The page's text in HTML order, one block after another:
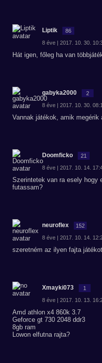
Liptik 86
8 éve | 2017. 10. 30.
Hát igen, főleg ha van
gabyka2000 2
8 éve | 2017. 10. 30.
Vannak játékok, amik
Doomficko 21
8 éve | 2017. 10. 14.
Szerintetek van ra esely hogy
futassam?
neuroflex 152
8 éve | 2017. 10. 14.
szeretném az ilyen fajta
Xmayki073 1
8 éve | 2017. 10. 13.
Amd athlon x4 860k 3.7
Geforce gt 730 2048 ddr3
8gb ram
Lowon elfutna rajta?